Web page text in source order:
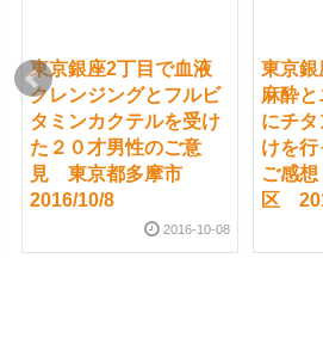
東京銀座2丁目で血液
クレンジングとフルビ
タミンカクテルを受け
た２０才男性のご意
見 東京都多摩市
2016/10/8
2016-10-08
東京銀
麻酔
にチタ
けを
ご感
区